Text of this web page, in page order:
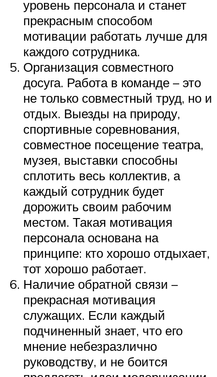
уровень персонала и станет
прекрасным способом
мотивации работать лучше для
каждого сотрудника.
Организация совместного
досуга. Работа в команде – это
не только совместный труд, но и
отдых. Выезды на природу,
спортивные соревнования,
совместное посещение театра,
музея, выставки способны
сплотить весь коллектив, а
каждый сотрудник будет
дорожить своим рабочим
местом. Такая мотивация
персонала основана на
принципе: кто хорошо отдыхает,
тот хорошо работает.
Наличие обратной связи –
прекрасная мотивация
служащих. Если каждый
подчиненный знает, что его
мнение небезразлично
руководству, и не боится